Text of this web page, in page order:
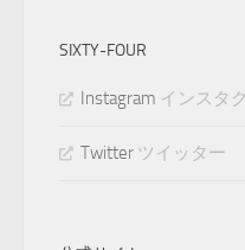
ブ
SIXTY-FOUR
Instagram インスタ
Twitter ツイッター